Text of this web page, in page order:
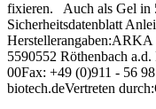
fixieren. Auch als Gel in
Sicherheitsdatenblatt
5590552 Röthenbach
00Fax: +49 (0)911 - 56
biotech.deVertreten